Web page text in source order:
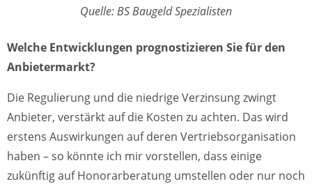
Quelle: BS Baugeld Spezialisten
Welche Entwicklungen prognostizieren Sie für den
Anbietermarkt?
Die Regulierung und die niedrige Verzinsung zwingt
Anbieter, verstärkt auf die Kosten zu achten. Das wird
erstens Auswirkungen auf deren Vertriebsorganisation
haben – so könnte ich mir vorstellen, dass einige
zukünftig auf Honorarberatung umstellen oder nur noch